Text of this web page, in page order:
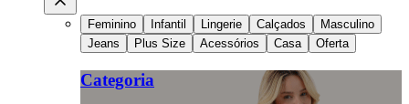
Feminino Infantil Lingerie Calçados
Masculino
Jeans
Plus Size Acessórios Casa Oferta
Categoria